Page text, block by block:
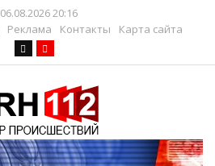
06.08.2026 20:16
Реклама Контакты Карта сайта